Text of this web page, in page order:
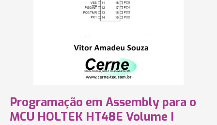
Programação em Assembly para o
MCU HOLTEK HT48E Volume I